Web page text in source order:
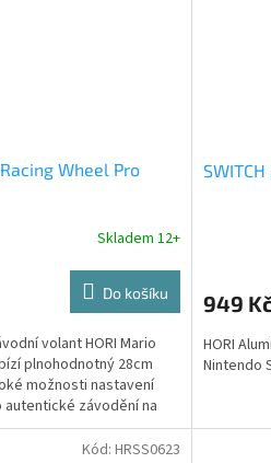
Wheel Pro
Skladem 12+
Do košíku
volant HORI Mario
plnohodnotný 28cm
možnosti nastavení
závodění na
949
HORI
Nintendo
Kód: HRSS0623